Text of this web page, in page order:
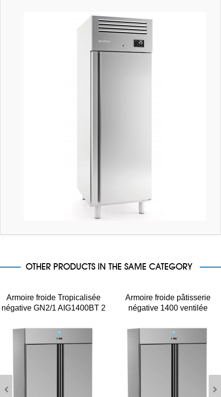
OTHER PRODUCTS IN THE SAME CATEGORY
Armoire froide Tropicalisée
négative GN2/1 AIG1400BT 2
Armoire froide pâtisserie
négative 1400 ventilée